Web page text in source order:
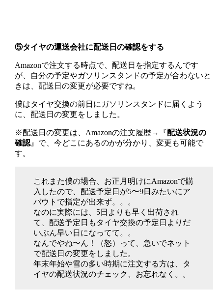
⑤タイヤの運送会社に配送日の確認をする
Amazonで注文する時点で、配送日を指定するんです
が、自分の予定やガソリンスタンドの予定が合わないと
きは、配送日の変更が必要ですね。
僕はタイヤ交換の前日にガソリンスタンドに届くよう
に、配送日の変更をしました。
※配送日の変更は、Amazonの注文履歴→『配送状況の
確認 』で、今どこにあるのかが分かり、変更も可能で
す。
これまた僕の場合、お正月明けにAmazonで購
入したので、配送予定日が5〜9日みたいにア
バウトで指定が出来ず。。。
なのに実際には、5日よりも早く出荷され
て、配送予定日もタイヤ交換の予定日よりだ
いぶん早い日になってて。。
なんでやね〜ん！（怒）って、急いでネット
で配送日の変更をしました。
年末年始や雪の多い時期に注文する方は、タ
イヤの配送状況のチェック、お忘れなく。。